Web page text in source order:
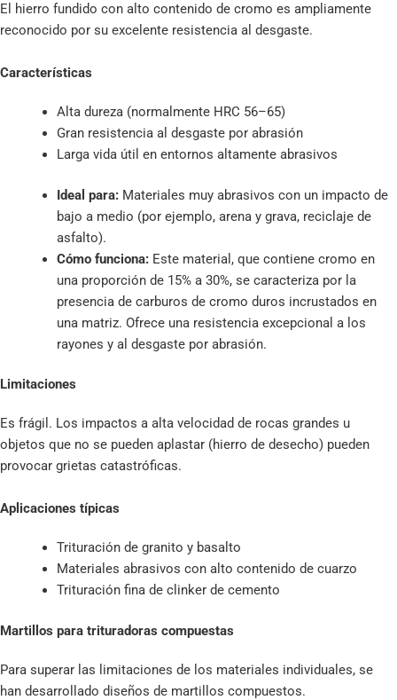
El hierro fundido con alto contenido de cromo es ampliamente
reconocido por su excelente resistencia al desgaste.
Características
Alta dureza (normalmente HRC 56–65)
Gran resistencia al desgaste por abrasión
Larga vida útil en entornos altamente abrasivos
Ideal para:Materiales muy abrasivos con un impacto de
bajo a medio (por ejemplo, arena y grava, reciclaje de
asfalto).
Cómo funciona:Este material, que contiene cromo en
una proporción de 15% a 30%, se caracteriza por la
presencia de carburos de cromo duros incrustados en
una matriz. Ofrece una resistencia excepcional a los
rayones y al desgaste por abrasión.
Limitaciones
Es frágil. Los impactos a alta velocidad de rocas grandes u
objetos que no se pueden aplastar (hierro de desecho) pueden
provocar grietas catastróficas.
Aplicaciones típicas
Trituración de granito y basalto
Materiales abrasivos con alto contenido de cuarzo
Trituración fina de clinker de cemento
Martillos para trituradoras compuestas
Para superar las limitaciones de los materiales individuales, se
han desarrollado diseños de martillos compuestos.